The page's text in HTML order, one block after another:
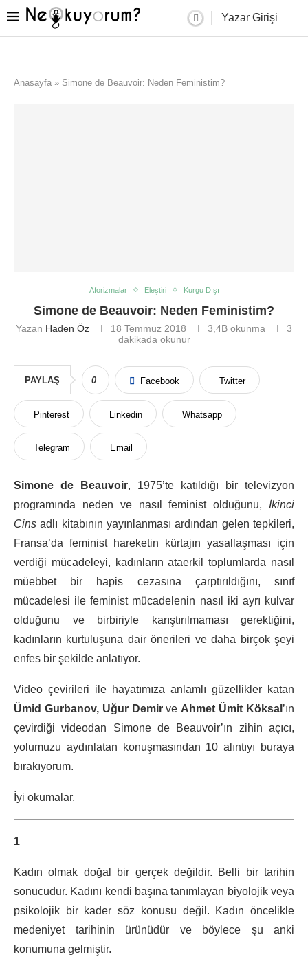
Yazar Girişi
Anasayfa » Simone de Beauvoir: Neden Feministim?
Aforizmalar Eleştiri Kurgu Dışı
Simone de Beauvoir: Neden Feministim?
Yazan Haden Öz 18 Temmuz 2018 3,4B okunma
3
dakikada okunur
PAYLAŞ 0 Facebook Twitter
Pinterest Linkedin Whatsapp
Telegram Email
Simone de Beauvoir, 1975’te katıldığı bir televizyon
programında neden ve nasıl feminist olduğunu, İkinci
Cins adlı kitabının yayınlanması ardından gelen tepkileri,
Fransa’da feminist hareketin kürtajın yasallaşması için
verdiği mücadeleyi, kadınların ataerkil toplumlarda nasıl
müebbet bir hapis cezasına çarptırıldığını, sınıf
mücadelesi ile feminist mücadelenin nasıl iki ayrı kulvar
olduğunu ve birbiriyle karıştırılmaması gerektiğini,
kadınların kurtuluşuna dair önerileri ve daha birçok şeyi
enfes bir şekilde anlatıyor.
Video çevirileri ile hayatımıza anlamlı güzellikler katan
Ümid Gurbanov, Uğur Demirve Ahmet Ümit Köksal ’ın
çevirdiği videodan Simone de Beauvoir’ın zihin açıcı,
yolumuzu aydınlatan konuşmasından 10 alıntıyı buraya
bırakıyorum.
İyi okumalar.
1
Kadın olmak doğal bir gerçek değildir. Belli bir tarihin
sonucudur. Kadını kendi başına tanımlayan biyolojik veya
psikolojik bir kader söz konusu değil. Kadın öncelikle
medeniyet tarihinin ürünüdür ve böylece şu anki
konumuna gelmiştir.